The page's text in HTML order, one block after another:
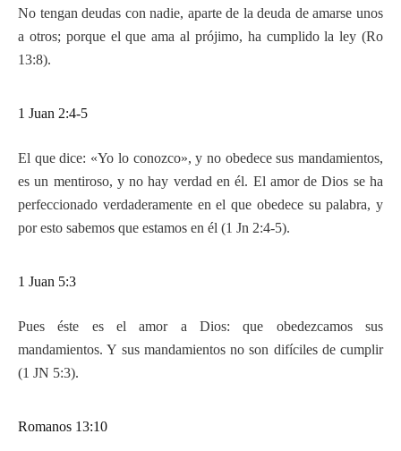
No tengan deudas con nadie, aparte de la deuda de amarse unos
a otros; porque el que ama al prójimo, ha cumplido la ley (Ro
13:8).
1 Juan 2:4-5
El que dice: «Yo lo conozco», y no obedece sus mandamientos,
es un mentiroso, y no hay verdad en él. El amor de Dios se ha
perfeccionado verdaderamente en el que obedece su palabra, y
por esto sabemos que estamos en él (1 Jn 2:4-5).
1 Juan 5:3
Pues éste es el amor a Dios: que obedezcamos sus
mandamientos. Y sus mandamientos no son difíciles de cumplir
(1 JN 5:3).
Romanos 13:10